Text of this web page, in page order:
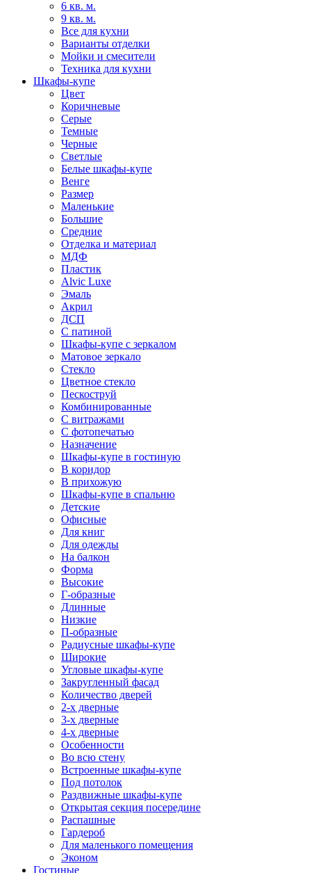
6 кв. м.
9 кв. м.
Все для кухни
Варианты отделки
Мойки и смесители
Техника для кухни
Шкафы-купе
Цвет
Коричневые
Серые
Темные
Черные
Светлые
Белые шкафы-купе
Венге
Размер
Маленькие
Большие
Средние
Отделка и материал
МДФ
Пластик
Alvic Luxe
Эмаль
Акрил
ДСП
С патиной
Шкафы-купе с зеркалом
Матовое зеркало
Стекло
Цветное стекло
Пескоструй
Комбинированные
С витражами
С фотопечатью
Назначение
Шкафы-купе в гостиную
В коридор
В прихожую
Шкафы-купе в спальню
Детские
Офисные
Для книг
Для одежды
На балкон
Форма
Высокие
Г-образные
Длинные
Низкие
П-образные
Радиусные шкафы-купе
Широкие
Угловые шкафы-купе
Закругленный фасад
Количество дверей
2-х дверные
3-х дверные
4-х дверные
Особенности
Во всю стену
Встроенные шкафы-купе
Под потолок
Раздвижные шкафы-купе
Открытая секция посередине
Распашные
Гардероб
Для маленького помещения
Эконом
Гостиные